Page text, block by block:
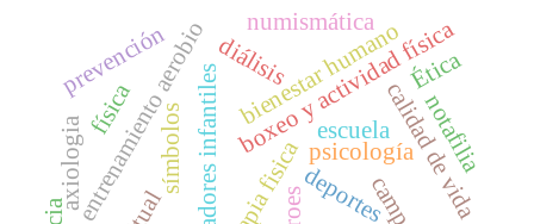
psicología
terapia fisica
boxeo y actividad física
escuela
deportes
nadadores infantiles
entrenamiento aerobio
símbolos calidad de vida
bienestar humano
diálisis Ética
axiologia
física
prevención
campo
notafilia
numismática